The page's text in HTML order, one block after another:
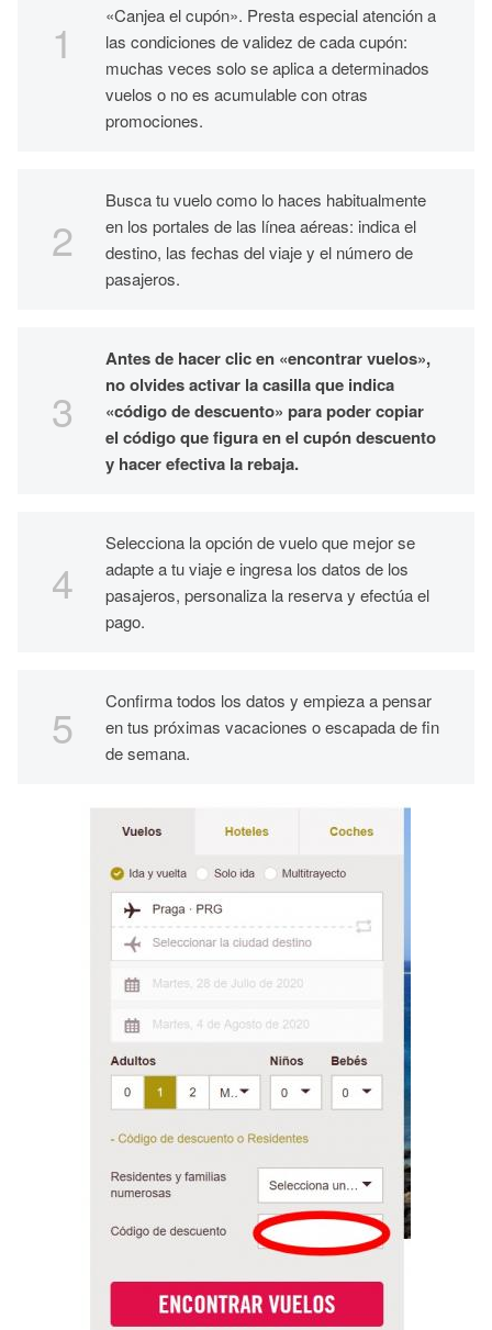
«Canjea el cupón». Presta especial atención a
las condiciones de validez de cada cupón:
muchas veces solo se aplica a determinados
vuelos o no es acumulable con otras
promociones.
Busca tu vuelo como lo haces habitualmente
en los portales de las línea aéreas: indica el
destino, las fechas del viaje y el número de
pasajeros.
Antes de hacer clic en «encontrar vuelos»,
no olvides activar la casilla que indica
«código de descuento» para poder copiar
el código que figura en el cupón descuento
y hacer efectiva la rebaja.
Selecciona la opción de vuelo que mejor se
adapte a tu viaje e ingresa los datos de los
pasajeros, personaliza la reserva y efectúa el
pago.
Confirma todos los datos y empieza a pensar
en tus próximas vacaciones o escapada de fin
de semana.